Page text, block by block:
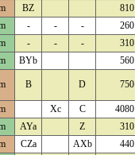
BZ 810
- - - 260
- - - 310
BYb 560
B D 750
Xc C 4080
AYa Z 310
CZa AXb 440